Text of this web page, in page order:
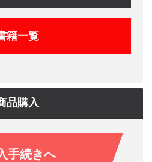
籍一覧
品購入
手続きへ